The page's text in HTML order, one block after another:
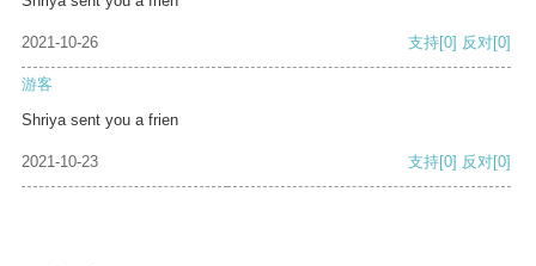
2021-10-26 支持[0] 反对[0]
游客
Shriya sent you a frien
2021-10-23 支持[0] 反对[0]